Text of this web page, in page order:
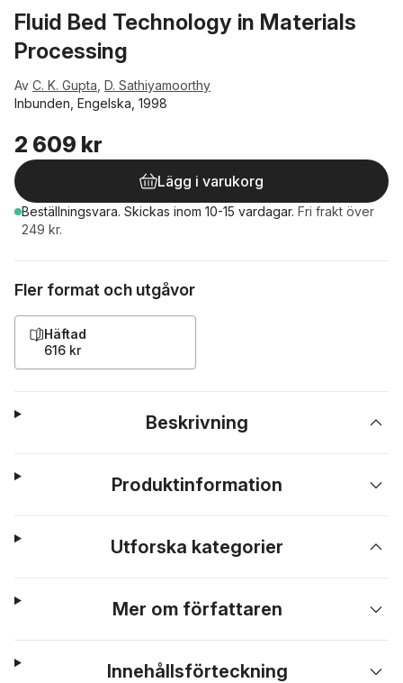
Fluid Bed Technology in Materials
Processing
Av C. K. Gupta D. Sathiyamoorthy
Inbunden, Engelska, 1998
2 609 kr
Lägg i varukorg
Beställningsvara. Skickas inom 10-15 vardagar. Fri frakt över
249 kr.
Fler format och utgåvor
Häftad
616 kr
Beskrivning
Produktinformation
Utforska kategorier
Mer om författaren
Innehållsförteckning